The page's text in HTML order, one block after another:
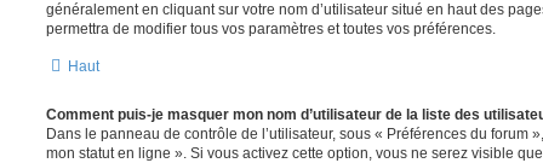
généralement en cliquant sur votre nom d’utilisateur situé en haut des
permettra de modifier tous vos paramètres et toutes vos préférences.
Haut
Comment puis-je masquer mon nom d’utilisateur de la liste des
Dans le panneau de contrôle de l’utilisateur, sous « Préférences du forum
mon statut en ligne ». Si vous activez cette option, vous ne serez visible